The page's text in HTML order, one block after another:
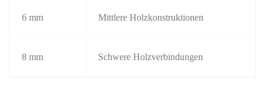
6 mm Mittlere Holzkonstruktionen
8 mm Schwere Holzverbindungen